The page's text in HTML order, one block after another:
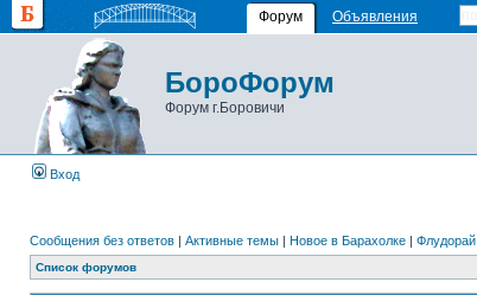
Форум Объявления
БороФорум
Форум г.Боровичи
Вход
Сообщения без ответов | Активные темы | Новое в Барахолке | Флудорай
Список форумов